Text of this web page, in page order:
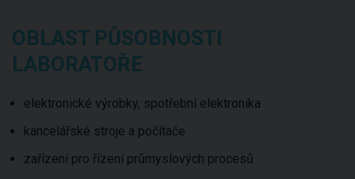
OBLAST PŮSOBNOSTI
LABORATOŘE
elektronické výrobky, spotřební elektronika
kancelářské stroje a počítače
zařízení pro řízení průmyslových procesů